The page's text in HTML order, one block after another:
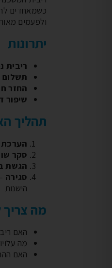
כשמאחדים
ולפעמים
יתרונות
ריבית
החזר
שיפור
תהליך
סקר
הגשת
סגירה
הישנות
מה צריך
האם
מה
האם